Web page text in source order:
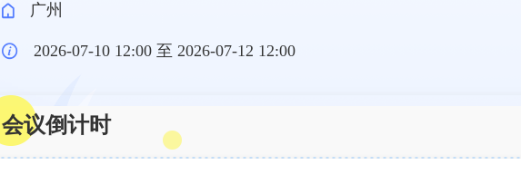
广州
2026-07-10 12:00 至 2026-07-12 12:00
会议倒计时